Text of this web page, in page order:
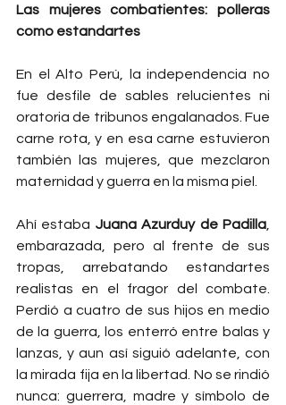
Las mujeres combatientes: polleras
como estandartes
En el Alto Perú, la independencia no
fue desfile de sables relucientes ni
oratoria de tribunos engalanados. Fue
carne rota, y en esa carne estuvieron
también las mujeres, que mezclaron
maternidad y guerra en la misma piel.
Ahí estaba Juana Azurduy de Padilla
embarazada, pero al frente de sus
tropas, arrebatando estandartes
realistas en el fragor del combate.
Perdió a cuatro de sus hijos en medio
de la guerra, los enterró entre balas y
lanzas, y aun así siguió adelante, con
la mirada fija en la libertad. No se rindió
nunca: guerrera, madre y símbolo de